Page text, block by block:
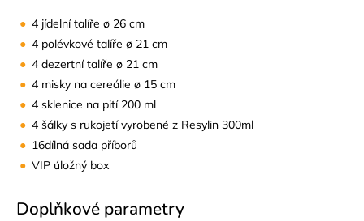
4 jídelní talíře ø 26 cm
4 polévkové talíře ø 21 cm
4 dezertní talíře ø 21 cm
4 misky na cereálie ø 15 cm
4 sklenice na pití 200 ml
4 šálky s rukojetí vyrobené z Resylin 300ml
16dílná sada příborů
VIP úložný box
Doplňkové parametry